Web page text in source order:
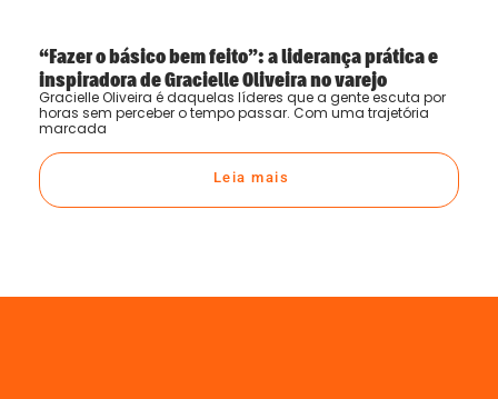
“Fazer o básico bem feito”: a liderança prática e
inspiradora de Gracielle Oliveira no varejo
Gracielle Oliveira é daquelas líderes que a gente escuta por
horas sem perceber o tempo passar. Com uma trajetória
marcada
Leia mais